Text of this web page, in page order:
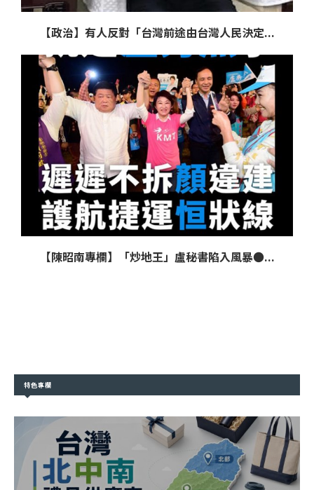
【政治】有人反對「台灣前途由台灣人民決定...
【陳昭南專欄】「炒地王」盧秘書陷入風暴●...
特色專欄